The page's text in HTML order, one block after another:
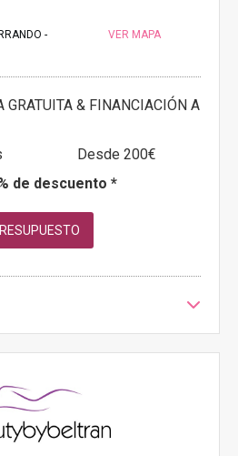
-
VER MAPA
GRATUITA & FINANCIACIÓN A
Desde 200€
de descuento *